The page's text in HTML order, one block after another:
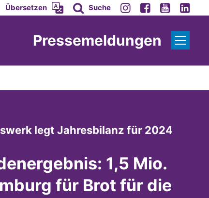
Übersetzen Suche
Pressemeldungen
legt Jahresbilanz für 2024
1,5 Mio.
für Brot für die